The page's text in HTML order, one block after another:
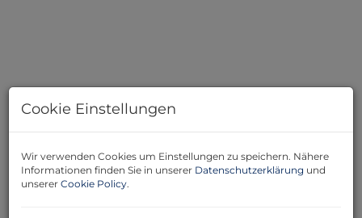
Beschreibung
Zur Vermietung steht eine gepflegte Geschäftsfläche
Cookie Einstellungen
Wir verwenden Cookies um Einstellungen zu speichern. Nähere
Informationen finden Sie in unserer Datenschutzerklärung und
unserer Cookie Policy.